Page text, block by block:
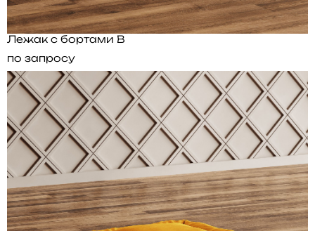
Лежак с бортами B
по запросу